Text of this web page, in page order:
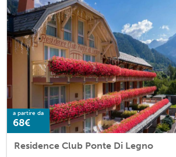
a partire da
68€
Residence Club Ponte Di Legno